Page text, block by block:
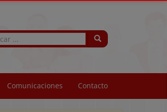
Comunicaciones Contacto